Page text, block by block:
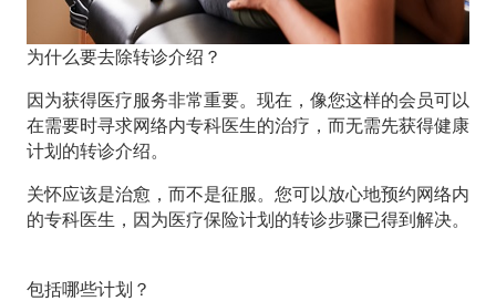
为什么要去除转诊介绍？
因为获得医疗服务非常重要。现在，像您这样的会员可以
在需要时寻求网络内专科医生的治疗，而无需先获得健康
计划的转诊介绍。
关怀应该是治愈，而不是征服。您可以放心地预约网络内
的专科医生，因为医疗保险计划的转诊步骤已得到解决。
包括哪些计划？